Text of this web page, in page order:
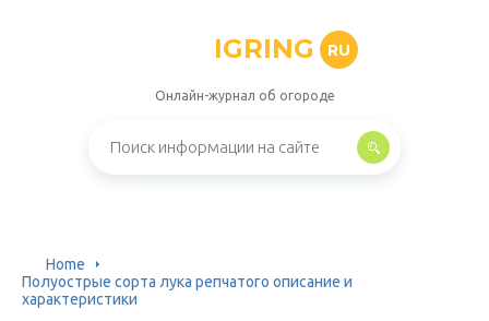
IGRING RU
Онлайн-журнал об огороде
Home
Полуострые сорта лука репчатого описание и
характеристики